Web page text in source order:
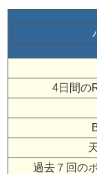
4日間の
過去７回の